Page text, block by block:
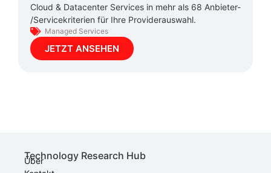
Cloud & Datacenter Services in mehr als 68 Anbieter-
/Servicekriterien für Ihre Providerauswahl.
Managed Services
JETZT ANSEHEN
Technology Research Hub
Über